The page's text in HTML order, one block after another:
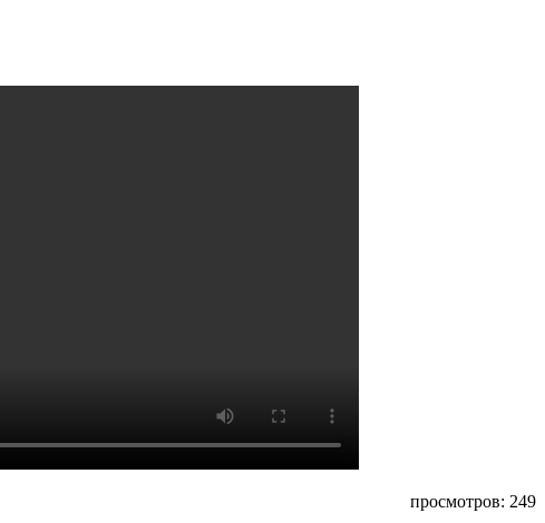
просмотров: 249